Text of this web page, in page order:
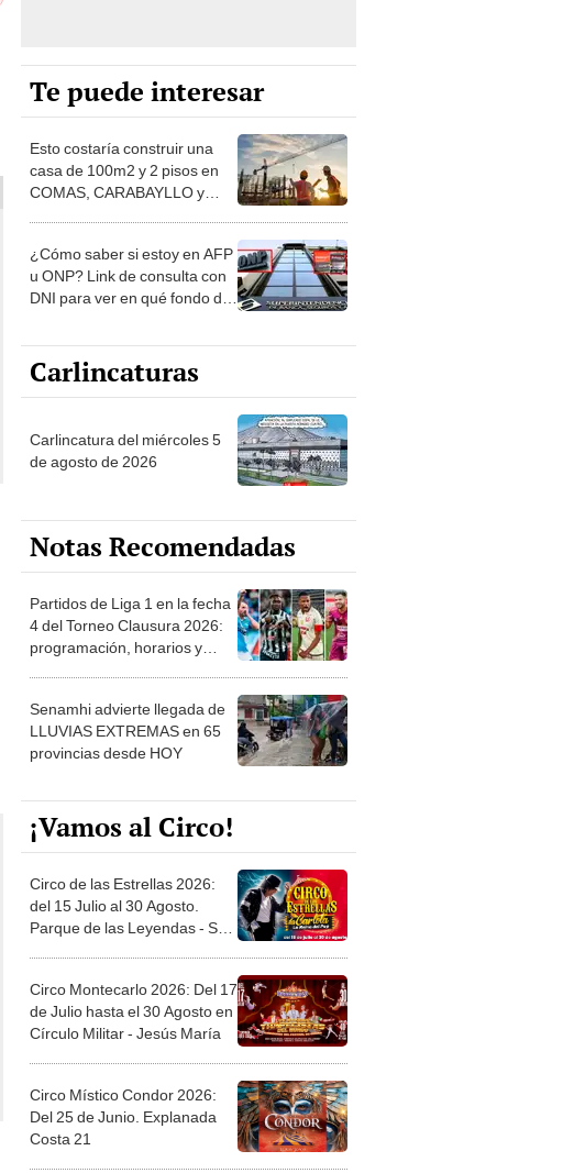
Te puede interesar
Esto costaría construir una
casa de 100m2 y 2 pisos en
COMAS, CARABAYLLO y
¿Cómo saber si estoy en AFP
u ONP? Link de consulta con
DNI para ver en qué fondo de
Carlincaturas
Carlincatura del miércoles 5
de agosto de 2026
Notas Recomendadas
Partidos de Liga 1 en la fecha
4 del Torneo Clausura 2026:
programación, horarios y
Senamhi advierte llegada de
LLUVIAS EXTREMAS en 65
provincias desde HOY
¡Vamos al Circo!
Circo de las Estrellas 2026:
del 15 Julio al 30 Agosto.
Parque de las Leyendas - San
Circo Montecarlo 2026: Del 17
de Julio hasta el 30 Agosto en
Círculo Militar - Jesús María
Circo Místico Condor 2026:
Del 25 de Junio. Explanada
Costa 21